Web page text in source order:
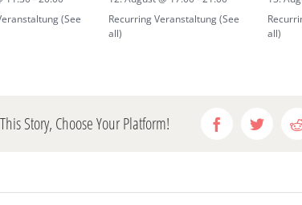
(See
Recurring Veranstaltung(See
all)
all)
Story, Choose Your Platform! FacebookTwitter